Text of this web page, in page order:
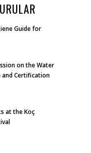
Guide for
on the Water
and Certification
at the Koç